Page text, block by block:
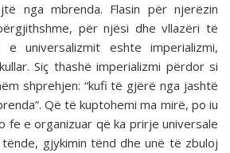
nga mbrenda. Flasin për njerëzin
për njësi dhe vllazëri të
e universalizmit eshte imperializmi,
Siç thashë imperializmi përdor si
shprehjen: “kufi të gjërë nga jashtë
Që të kuptohemi ma mirë, po iu
fe e organizuar që ka prirje universale
gjykimin tënd dhe unë të zbuloj